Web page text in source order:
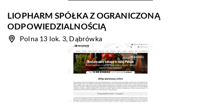
LIOPHARM SPÓŁKA Z OGRANICZONĄ
ODPOWIEDZIALNOŚCIĄ
Polna 13 lok. 3, Dąbrówka